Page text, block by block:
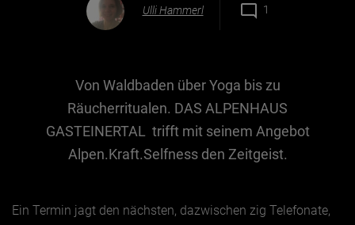
Nachhaltigkeit
Sehenswürdig
Brauchtum
Ulli Hammerl 1
Von Waldbaden über Yoga bis zu
Räucherritualen. DAS ALPENHAUS
GASTEINERTAL trifft mit seinem Angebot
Alpen.Kraft.Selfness den Zeitgeist.
Ein Termin jagt den nächsten, dazwischen zig Telefonate,